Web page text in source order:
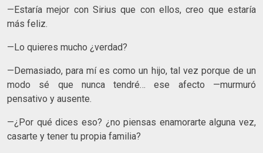
—Estaría mejor con Sirius que con ellos, creo que estaría
más feliz.
—Lo quieres mucho ¿verdad?
—Demasiado, para mí es como un hijo, tal vez porque de un
modo sé que nunca tendré… ese afecto —murmuró
pensativo y ausente.
—¿Por qué dices eso? ¿no piensas enamorarte alguna vez,
casarte y tener tu propia familia?